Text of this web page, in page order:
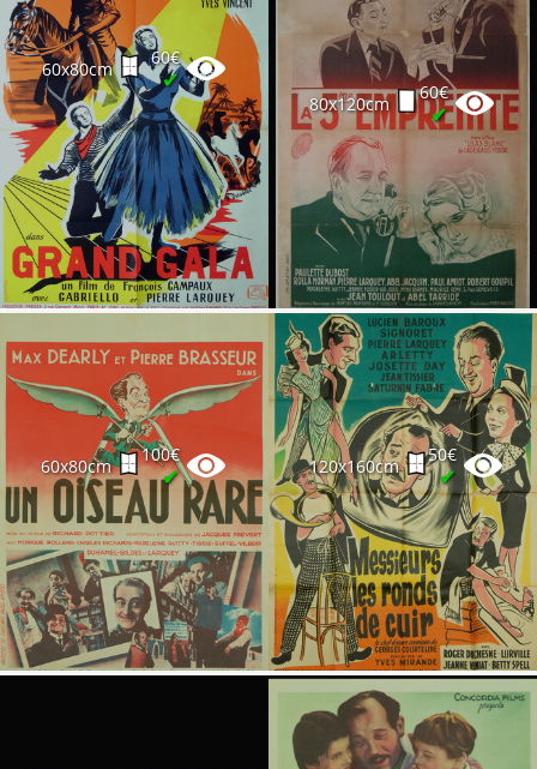
60x80cm
60€
✔
80x120cm
60€
✔
60x80cm
100€
✔ 120x160cm
50€
✔